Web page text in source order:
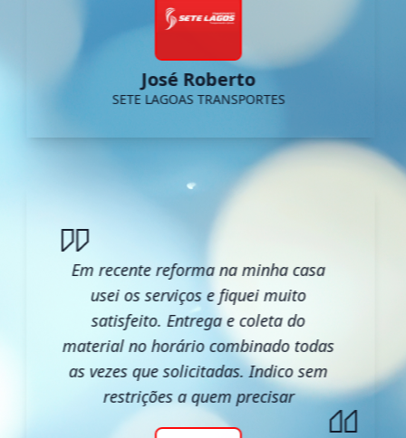
José Roberto
SETE LAGOAS TRANSPORTES
Em recente reforma na minha casa
usei os serviços e fiquei muito
satisfeito. Entrega e coleta do
material no horário combinado todas
as vezes que solicitadas. Indico sem
restrições a quem precisar